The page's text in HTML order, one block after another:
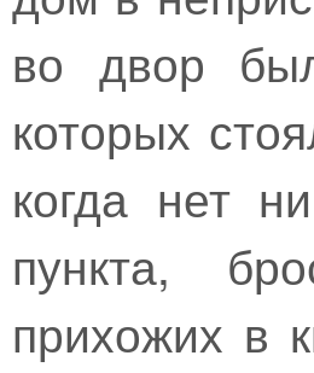
во двор
которых
когда нет
пункта,
прихожих в